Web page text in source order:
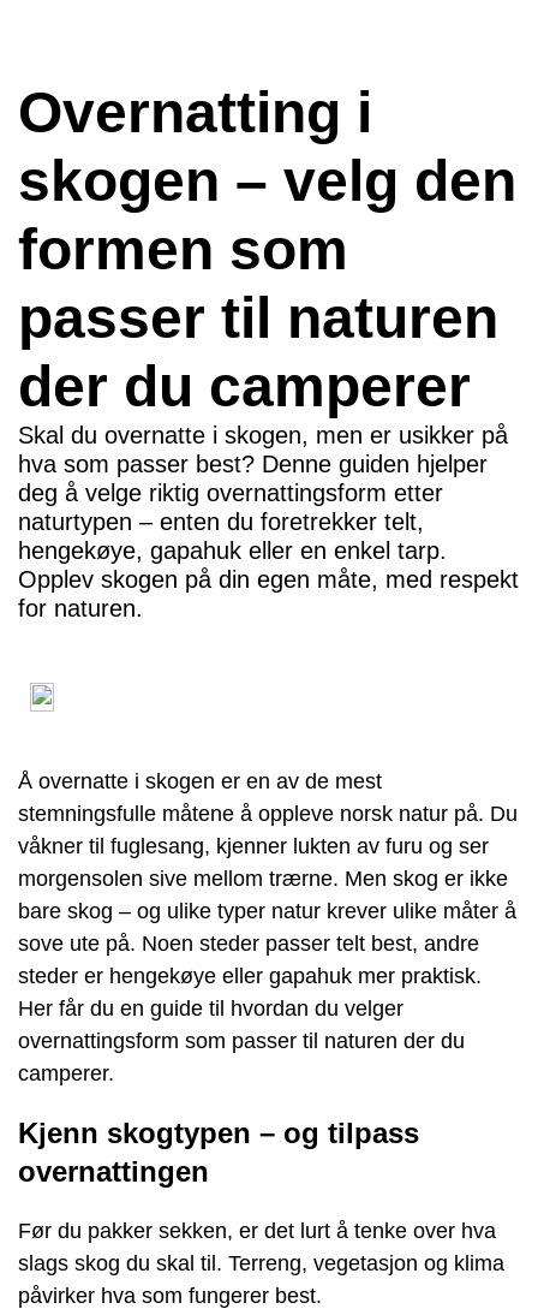
Overnatting i
skogen – velg den
formen som
passer til naturen
der du camperer
Skal du overnatte i skogen, men er usikker på
hva som passer best? Denne guiden hjelper
deg å velge riktig overnattingsform etter
naturtypen – enten du foretrekker telt,
hengekøye, gapahuk eller en enkel tarp.
Opplev skogen på din egen måte, med respekt
for naturen.
Å overnatte i skogen er en av de mest
stemningsfulle måtene å oppleve norsk natur på. Du
våkner til fuglesang, kjenner lukten av furu og ser
morgensolen sive mellom trærne. Men skog er ikke
bare skog – og ulike typer natur krever ulike måter å
sove ute på. Noen steder passer telt best, andre
steder er hengekøye eller gapahuk mer praktisk.
Her får du en guide til hvordan du velger
overnattingsform som passer til naturen der du
camperer.
Kjenn skogtypen – og tilpass
overnattingen
Før du pakker sekken, er det lurt å tenke over hva
slags skog du skal til. Terreng, vegetasjon og klima
påvirker hva som fungerer best.